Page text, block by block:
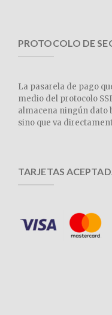
PROTOCOLO DE
La pasarela de pago
medio del protocolo
almacena ningún dato
sino que va
TARJETAS